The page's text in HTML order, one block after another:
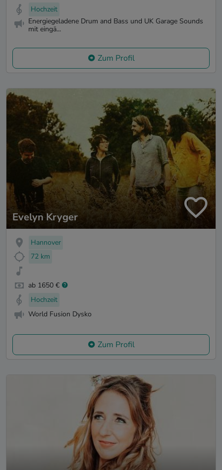
Hochzeit
Energiegeladene Drum and Bass und UK Garage Sounds
mit eingä...
Zum Profil
Evelyn Kryger
Hannover
72 km
ab 1650 €
Hochzeit
World Fusion Dysko
Zum Profil